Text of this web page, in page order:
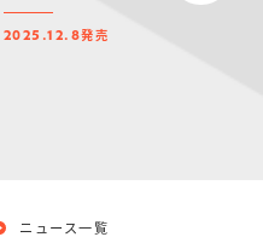
2025.12.8発売
ニュース一覧